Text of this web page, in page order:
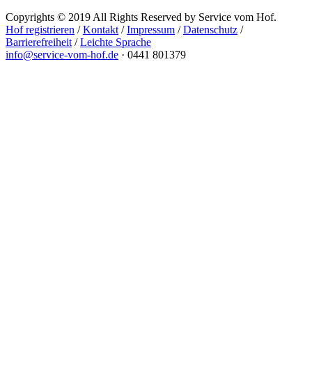
Copyrights © 2019 All Rights Reserved by Service vom Hof.
Hof registrieren /Kontakt /Impressum /Datenschutz /
Barrierefreiheit /Leichte Sprache
info@service-vom-hof.de · 0441 801379